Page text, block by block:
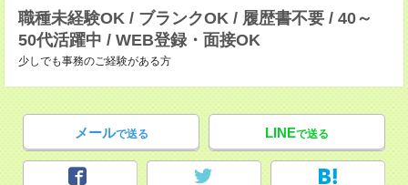
職種未経験OK / ブランクOK / 履歴書不要 / 40～
50代活躍中 / WEB登録・面接OK
少しでも事務のご経験がある方
メールで送る LINEで送る